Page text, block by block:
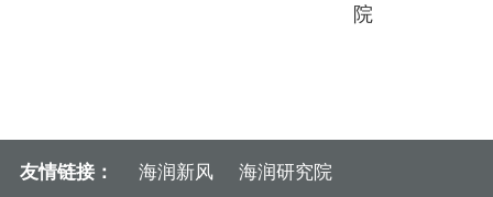
院
友情链接： 海润新风 海润研究院